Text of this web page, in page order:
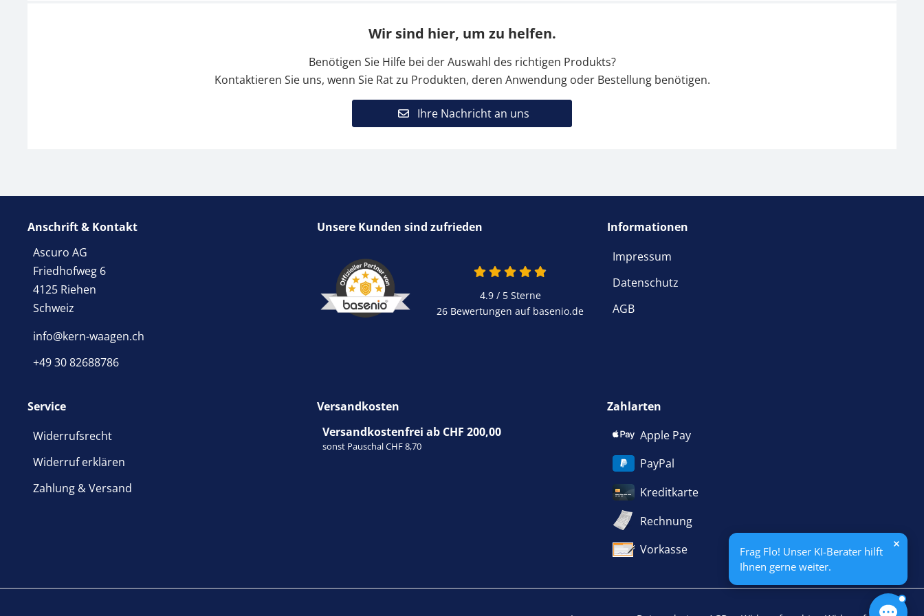
Wir sind hier, um zu helfen.
Benötigen Sie Hilfe bei der Auswahl des richtigen Produkts?
Kontaktieren Sie uns, wenn Sie Rat zu Produkten, deren Anwendung oder Bestellung benötigen.
Ihre Nachricht an uns
Frag Flo! Unser KI-Berater hilft
Ihnen gerne weiter.
Anschrift & Kontakt
Ascuro AG
Friedhofweg 6
4125 Riehen
Schweiz
info@kern-waagen.ch
+49 30 82688786
Unsere Kunden sind zufrieden
4.9 / 5Sterne
26 Bewertungen auf basenio.de
Informationen
Impressum
Datenschutz
AGB
Service
Widerrufsrecht
Widerruf erklären
Zahlung & Versand
Versandkosten
Versandkostenfrei ab CHF 200,00
sonst Pauschal CHF 8,70
Zahlarten
Apple Pay
PayPal
Kreditkarte
Rechnung
Vorkasse